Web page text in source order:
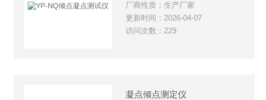
厂商性质：生产厂家
更新时间：2026-04-07
访问次数：229
凝点倾点测定仪